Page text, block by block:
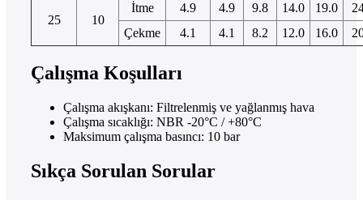
25 10
İtme 4.9 4.9 9.8 14.0 19.0
Çekme
4.1 4.1 8.2 12.0 16.0
Çalışma Koşulları
Çalışma akışkanı: Filtrelenmiş ve yağlanmış hava
Çalışma sıcaklığı: NBR -20°C / +80°C
Maksimum çalışma basıncı: 10 bar
Sıkça Sorulan Sorular